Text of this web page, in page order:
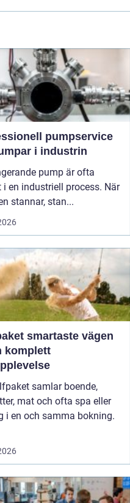
pumpservice
i industrin
pump är ofta
i en industriell process. När
stannar, stan...
vägen
komplett
samlar boende,
mat och ofta spa eller
i en och samma bokning.